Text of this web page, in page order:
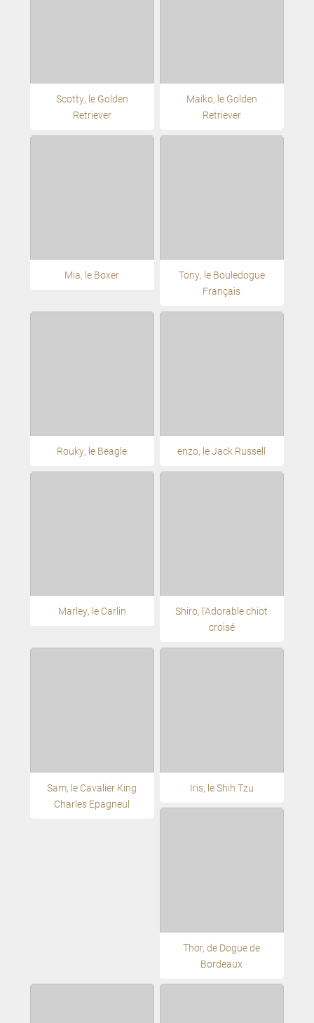
Scotty, le Golden
Retriever
Maiko, le Golden
Retriever
Mia, le Boxer
Tony, le Bouledogue
Français
Rouky, le Beagle enzo, le Jack Russell
Marley, le Carlin
Shiro, l'Adorable chiot
croisé
Sam, le Cavalier King
Charles Epagneul
Iris, le Shih Tzu
Thor, de Dogue de
Bordeaux